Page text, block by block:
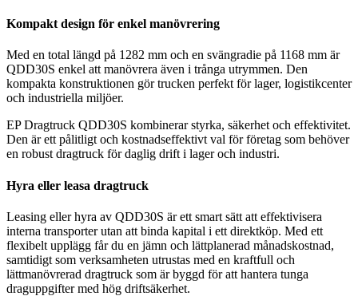
Kompakt design för enkel manövrering
Med en total längd på 1282 mm och en svängradie på 1168 mm är
QDD30S enkel att manövrera även i trånga utrymmen. Den
kompakta konstruktionen gör trucken perfekt för lager, logistikcenter
och industriella miljöer.
EP Dragtruck QDD30S kombinerar styrka, säkerhet och effektivitet.
Den är ett pålitligt och kostnadseffektivt val för företag som behöver
en robust dragtruck för daglig drift i lager och industri.
Hyra eller leasa dragtruck
Leasing eller hyra av QDD30S är ett smart sätt att effektivisera
interna transporter utan att binda kapital i ett direktköp. Med ett
flexibelt upplägg får du en jämn och lättplanerad månadskostnad,
samtidigt som verksamheten utrustas med en kraftfull och
lättmanövrerad dragtruck som är byggd för att hantera tunga
draguppgifter med hög driftsäkerhet.